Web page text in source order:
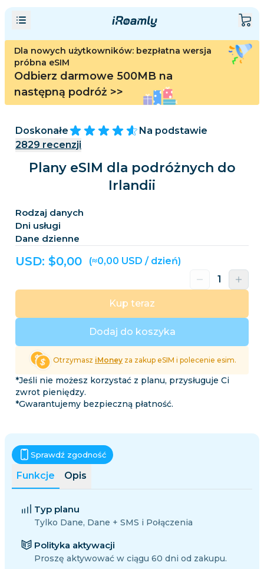
Dla nowych użytkowników: bezpłatna wersja
próbna eSIM
Odbierz darmowe 500MB na
następną podróż >>
Doskonałe
Na podstawie
2829 recenzji
Plany eSIM dla podróżnych do
Irlandii
Rodzaj danych
Dni usługi
Dane dzienne
USD: $0,00 (≈0,00 USD / dzień)
Dodaj do koszyka
Kup teraz
Otrzymasz iMoney za zakup eSIM i polecenie esim.
*Jeśli nie możesz korzystać z planu, przysługuje Ci
zwrot pieniędzy.
*Gwarantujemy bezpieczną płatność.
Funkcje Opis
Sprawdź zgodność
Typ planu
Tylko Dane, Dane + SMS i Połączenia
Polityka aktywacji
Proszę aktywować w ciągu 60 dni od zakupu.